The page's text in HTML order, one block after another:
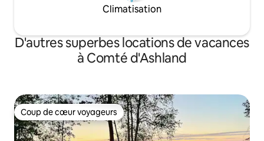
Climatisation
D'autres superbes locations de vacances
à Comté d'Ashland
Coup de cœur voyageurs
Coup de cœur voyageurs